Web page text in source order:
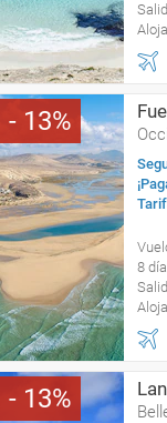
13
8
13